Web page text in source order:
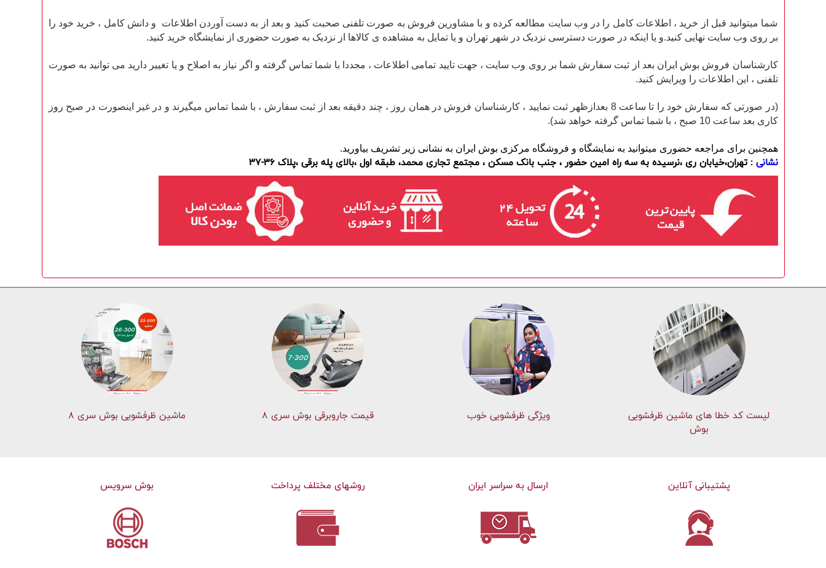
شما میتوانید قبل از خرید ، اطلاعات کامل را در وب سایت مطالعه کرده و با مشاورین فروش به صورت تلفنی صحبت کنید و بعد از به دست آوردن اطلاعات و دانش کامل ، خرید خود را
بر روی وب سایت نهایی کنید.و یا اینکه در صورت دسترسی نزدیک در شهر تهران و یا تمایل به مشاهده ی کالاها از نزدیک به صورت حضوری از نمایشگاه خرید کنید.
کارشناسان فروش بوش ایران بعد از ثبت سفارش شما بر روی وب سایت ، جهت تایید تمامی اطلاعات ، مجددا با شما تماس گرفته و اگر نیاز به اصلاح و یا تغییر دارید می توانید به صورت
تلفنی ، این اطلاعات را ویرایش کنید.
(در صورتی که سفارش خود را تا ساعت 8 بعدازظهر ثبت نمایید ، کارشناسان فروش در همان روز ، چند دقیقه بعد از ثبت سفارش ، با شما تماس میگیرند و در غیر اینصورت در صبح روز
کاری بعد ساعت 10 صبح ، با شما تماس گرفته خواهد شد).
همچنین برای مراجعه حضوری میتوانید به نمایشگاه و فروشگاه مرکزی بوش ایران به نشانی زیر تشریف بیاورید.
نشانی: تهران،خیابان ری ،نرسیده به سه راه امین حضور ، جنب بانک مسکن ، مجتمع تجاری محمد، طبقه اول ،بالای پله برقی ،پلاک 36-37
لیست کد خطا های ماشين ظرفشویی
بوش
ویژگی ظرفشویی خوب قیمت جاروبرقی بوش سری ۸ ماشین ظرفشویی بوش سری 8
پشتیبانی آنلاین ارسال به سراسر ایران روشهای مختلف پرداخت بوش سرویس